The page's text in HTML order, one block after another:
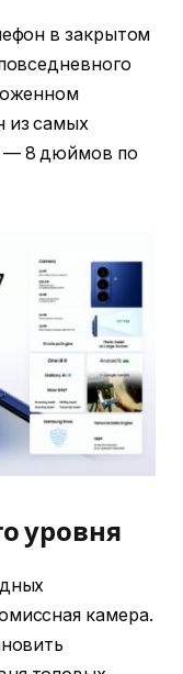
в закрытом
из самых
— 8 дюймов по
уровня
камера.